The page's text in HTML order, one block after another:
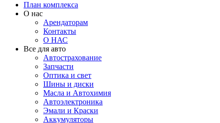
План комплекса
О нас
Арендаторам
Контакты
О НАС
Все для авто
Автострахование
Запчасти
Оптика и свет
Шины и диски
Масла и Автохимия
Автоэлектроника
Эмали и Краски
Аккумуляторы